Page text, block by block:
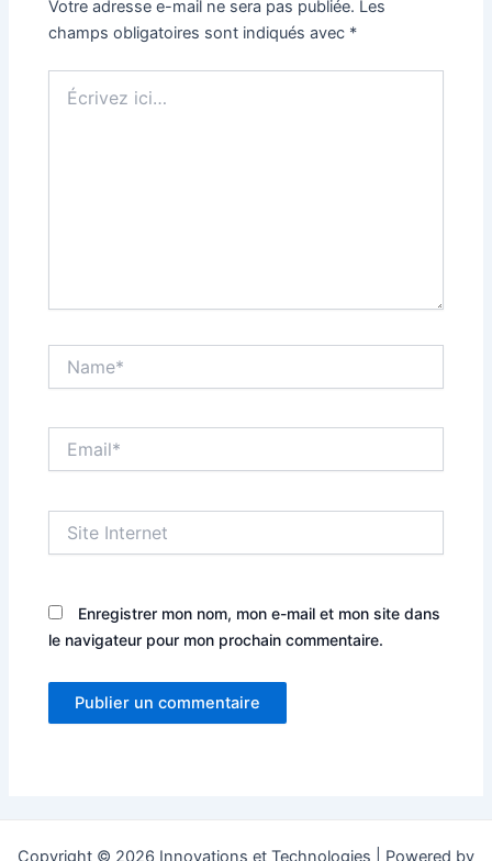
Votre adresse e-mail ne sera pas publiée. Les
champs obligatoires sont indiqués avec *
ici…
Internet
Enregistrer mon nom, mon e-mail et mon site dans
le navigateur pour mon prochain commentaire.